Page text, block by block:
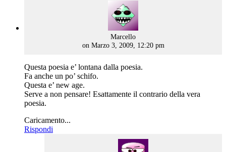
Marcellosays:
on Marzo 3, 2009, 12:20 pm
Questa poesia e’ lontana dalla poesia.
Fa anche un po’ schifo.
Questa e’ new age.
Serve a non pensare! Esattamente il contrario della vera
poesia.
Caricamento...
Rispondi